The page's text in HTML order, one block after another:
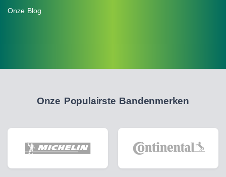
Onze Blog
Onze Populairste Bandenmerken